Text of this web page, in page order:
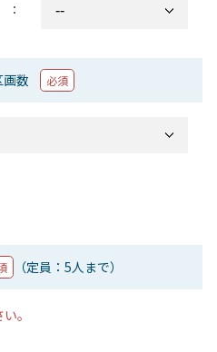
：
数 必須
（定員：5人まで）
。